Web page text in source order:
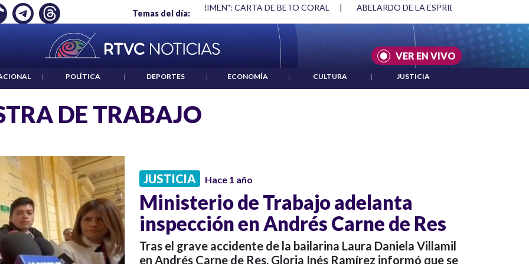
Temas del día:
EMPLEO: JP MORGAN "HABLAR NO ES UN CRIMEN": CARTA DE BETO CORAL | ABELARDO DE LA ESPRIELLA Y DMG
VER EN VIVO
| POLÍTICA | DEPORTES | ECONOMÍA | CULTURA | JUSTICIA
DE TRABAJO
JUSTICIA Hace 1 año
Ministerio de Trabajo adelanta
inspección en Andrés Carne de Res
Tras el grave accidente de la bailarina Laura Daniela Villamil
en Andrés Carne de Res, Gloria Inés Ramírez informó que se